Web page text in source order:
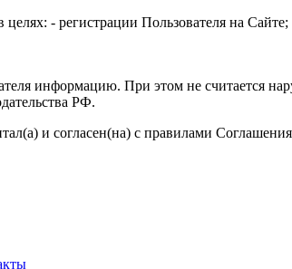
- регистрации Пользователя на Сайте;
информацию. При этом не считается
РФ.
и согласен(на) с правилами